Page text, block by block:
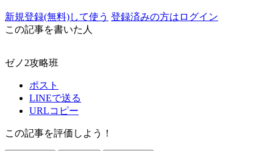
新規登録(無料)して使う 登録済みの方はログイン
この記事を書いた人
ゼノ2攻略班
ポスト
LINEで送る
URLコピー
この記事を評価しよう！